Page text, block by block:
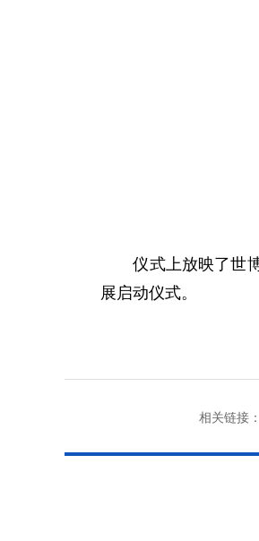
仪式上放映了世博
展启动仪式。
相关链接：